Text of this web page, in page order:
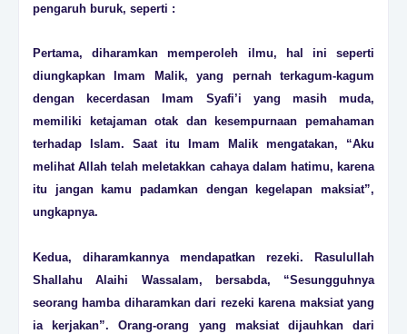
pengaruh buruk, seperti :
Pertama, diharamkan memperoleh ilmu, hal ini seperti
diungkapkan Imam Malik, yang pernah terkagum-kagum
dengan kecerdasan Imam Syafi’i yang masih muda,
memiliki ketajaman otak dan kesempurnaan pemahaman
terhadap Islam. Saat itu Imam Malik mengatakan, “Aku
melihat Allah telah meletakkan cahaya dalam hatimu, karena
itu jangan kamu padamkan dengan kegelapan maksiat”,
ungkapnya.
Kedua, diharamkannya mendapatkan rezeki. Rasulullah
Shallahu Alaihi Wassalam, bersabda, “Sesungguhnya
seorang hamba diharamkan dari rezeki karena maksiat yang
ia kerjakan”. Orang-orang yang maksiat dijauhkan dari